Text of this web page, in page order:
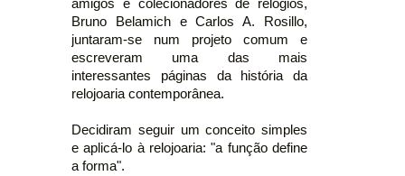
amigos e colecionadores de relógios,
Bruno Belamich e Carlos A. Rosillo,
juntaram-se num projeto comum e
escreveram uma das mais
interessantes páginas da história da
relojoaria contemporânea.
Decidiram seguir um conceito simples
e aplicá-lo à relojoaria: "a função define
a forma".